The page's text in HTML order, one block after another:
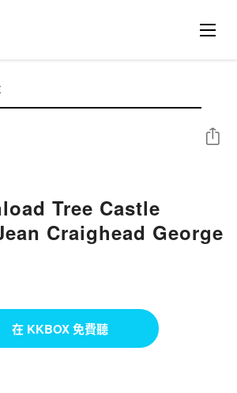
Tree Castle
Craighead George
分享
在 KKBOX 免費聽